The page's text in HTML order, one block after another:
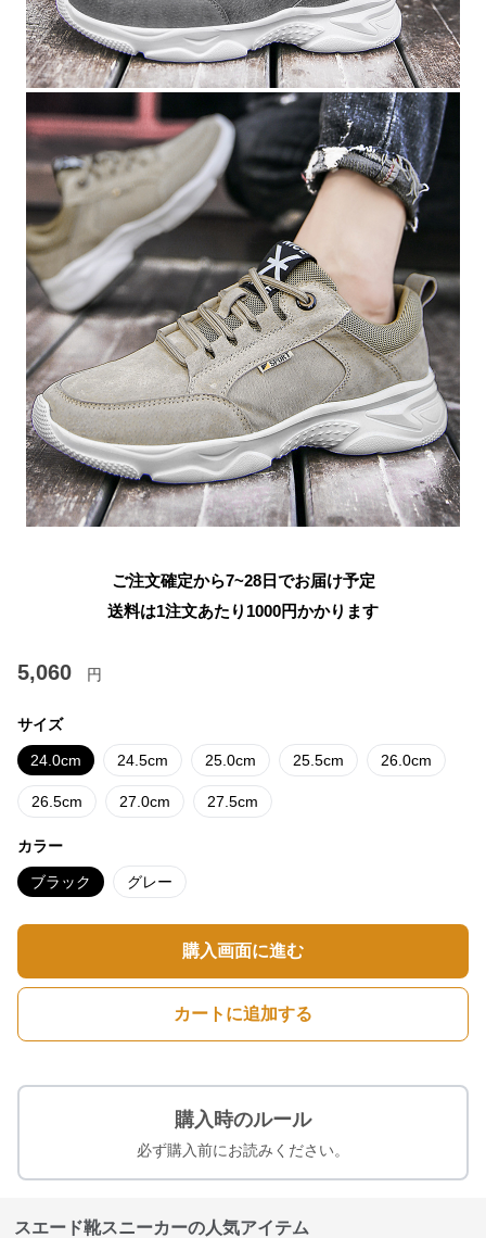
ご注文確定から7~28日でお届け予定
送料は1注文あたり 1000円かかります
5,060 円
サイズ
24.0cm 24.5cm 25.0cm 25.5cm 26.0cm
26.5cm 27.0cm 27.5cm
カラー
ブラック グレー
購入画面に進む
カートに追加する
購入時のルール
必ず購入前にお読みください。
スエード靴スニーカーの人気アイテム